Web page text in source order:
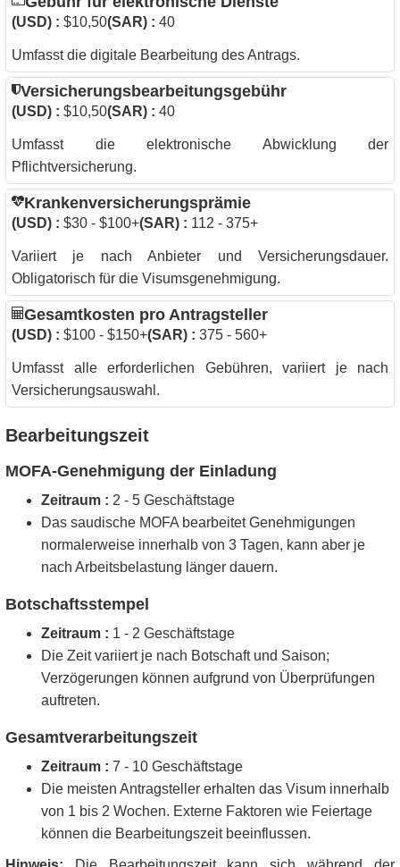
(USD) : $10,50(SAR) : 40
Umfasst die digitale Bearbeitung des Antrags.
Versicherungsbearbeitungsgebühr
(USD) : $10,50(SAR) : 40
Umfasst die elektronische Abwicklung der
Pflichtversicherung.
Krankenversicherungsprämie
(USD) : $30 - $100+(SAR) : 112 - 375+
Variiert je nach Anbieter und Versicherungsdauer.
Obligatorisch für die Visumsgenehmigung.
Gesamtkosten pro Antragsteller
(USD) : $100 - $150+(SAR) : 375 - 560+
Umfasst alle erforderlichen Gebühren, variiert je nach
Versicherungsauswahl.
Bearbeitungszeit
MOFA-Genehmigung der Einladung
Zeitraum : 2 - 5 Geschäftstage
Das saudische MOFA bearbeitet Genehmigungen
normalerweise innerhalb von 3 Tagen, kann aber je
nach Arbeitsbelastung länger dauern.
Botschaftsstempel
Zeitraum : 1 - 2 Geschäftstage
Die Zeit variiert je nach Botschaft und Saison;
Verzögerungen können aufgrund von Überprüfungen
auftreten.
Gesamtverarbeitungszeit
Zeitraum : 7 - 10 Geschäftstage
Die meisten Antragsteller erhalten das Visum innerhalb
von 1 bis 2 Wochen. Externe Faktoren wie Feiertage
können die Bearbeitungszeit beeinflussen.